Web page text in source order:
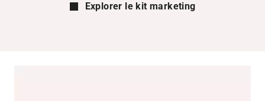
Explorer le kit marketing